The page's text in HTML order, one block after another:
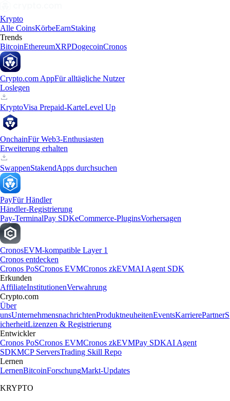
Krypto
Alle CoinsKörbeEarnStaking
Trends
BitcoinEthereumXRPDogecoinCronos
Crypto.com AppFür alltägliche Nutzer
Loslegen
KryptoVisa Prepaid-KarteLevel Up
OnchainFür Web3-Enthusiasten
Erweiterung erhalten
SwappenStakendApps durchsuchen
PayFür Händler
Händler-Registrierung
Pay-TerminalPay SDKeCommerce-PluginsVorhersagen
CronosEVM-kompatible Layer 1
Cronos entdecken
Cronos PoSCronos EVMCronos zkEVMAI Agent SDK
Erkunden
AffiliateInstitutionenVerwahrung
Crypto.com
Über
unsUnternehmensnachrichtenProduktneuheitenEventsKarrierePartnerS
icherheitLizenzen & Registrierung
Entwickler
Cronos PoSCronos EVMCronos zkEVMPay SDKAI Agent
SDKMCP ServersTrading Skill Repo
Lernen
LernenBitcoinForschungMarkt-Updates
KRYPTO